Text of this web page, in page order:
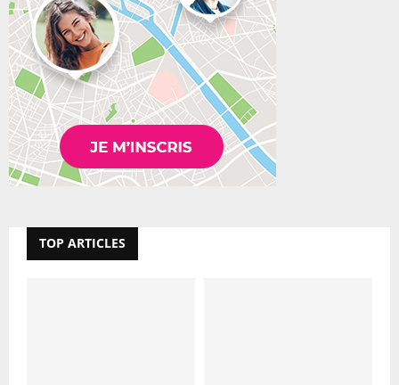
TOP ARTICLES